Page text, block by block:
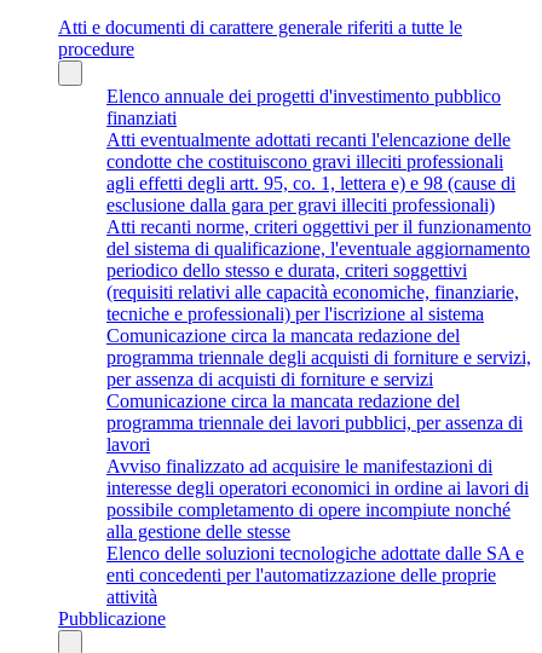
Atti e documenti di carattere generale riferiti a tutte le
procedure
Elenco annuale dei progetti d'investimento pubblico
finanziati
Atti eventualmente adottati recanti l'elencazione delle
condotte che costituiscono gravi illeciti professionali
agli effetti degli artt. 95, co. 1, lettera e) e 98 (cause di
esclusione dalla gara per gravi illeciti professionali)
Atti recanti norme, criteri oggettivi per il funzionamento
del sistema di qualificazione, l'eventuale aggiornamento
periodico dello stesso e durata, criteri soggettivi
(requisiti relativi alle capacità economiche, finanziarie,
tecniche e professionali) per l'iscrizione al sistema
Comunicazione circa la mancata redazione del
programma triennale degli acquisti di forniture e servizi,
per assenza di acquisti di forniture e servizi
Comunicazione circa la mancata redazione del
programma triennale dei lavori pubblici, per assenza di
lavori
Avviso finalizzato ad acquisire le manifestazioni di
interesse degli operatori economici in ordine ai lavori di
possibile completamento di opere incompiute nonché
alla gestione delle stesse
Elenco delle soluzioni tecnologiche adottate dalle SA e
enti concedenti per l'automatizzazione delle proprie
attività
Pubblicazione